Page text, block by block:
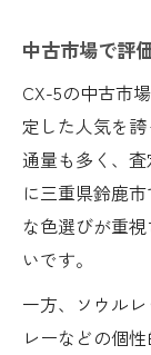
中古市場で評
CX-5の中古市
定した人気を
通量も多く、
に三重県鈴鹿
な色選びが重
いです。
一方、ソウル
レーなどの個